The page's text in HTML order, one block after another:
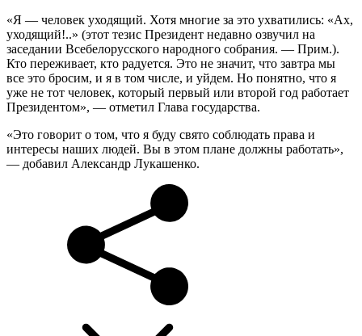
«Я — человек уходящий. Хотя многие за это ухватились: «Ах,
уходящий!..» (этот тезис Президент недавно озвучил на
заседании Всебелорусского народного собрания. — Прим.).
Кто переживает, кто радуется. Это не значит, что завтра мы
все это бросим, и я в том числе, и уйдем. Но понятно, что я
уже не тот человек, который первый или второй год работает
Президентом», — отметил Глава государства.
«Это говорит о том, что я буду свято соблюдать права и
интересы наших людей. Вы в этом плане должны работать»,
— добавил Александр Лукашенко.